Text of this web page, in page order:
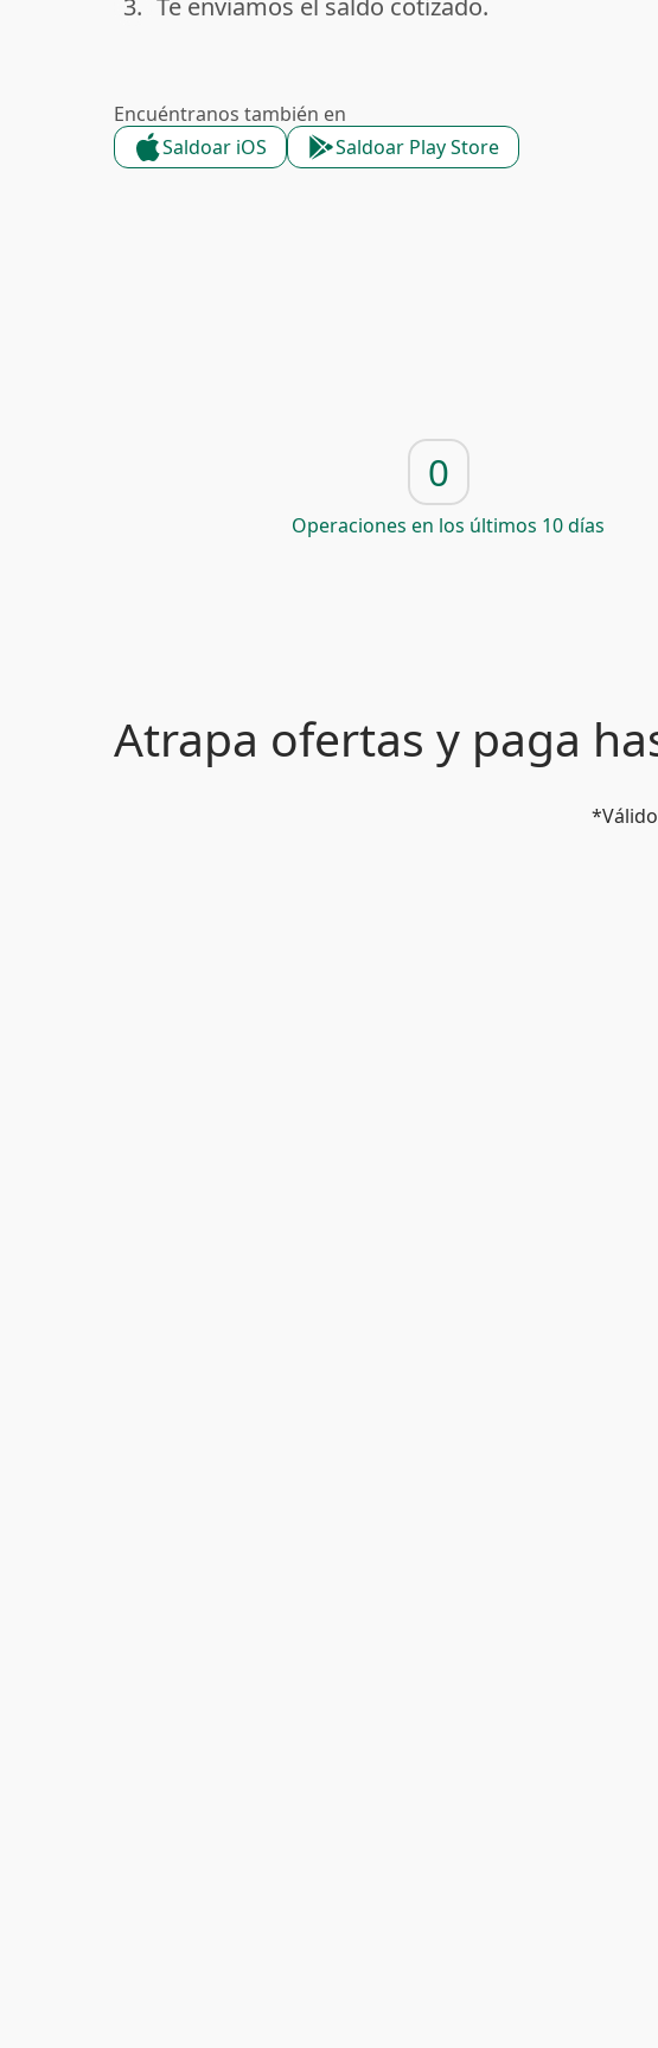
done
3. Te enviamos el saldo cotizado.
Encuéntranos también en
Saldoar iOS
Saldoar Play Store
0
Operaciones en los últimos 10 días
Atrapa ofertas y paga